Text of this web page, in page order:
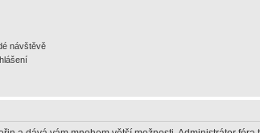
návštěvě